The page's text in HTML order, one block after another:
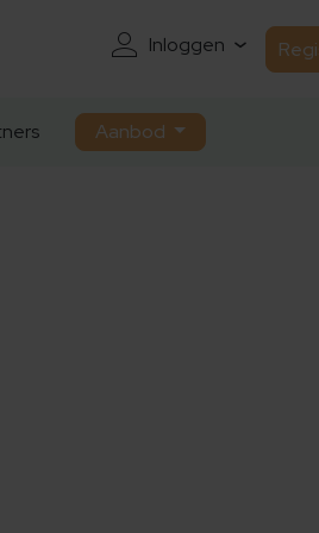
Inloggen
Aanbod